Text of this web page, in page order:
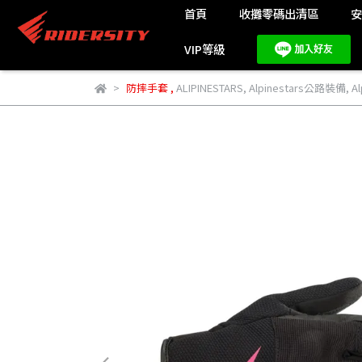
首頁 收攤零碼出清區
VIP等級
防摔手套, ALIPINESTARS, Alpinestars公路裝備,